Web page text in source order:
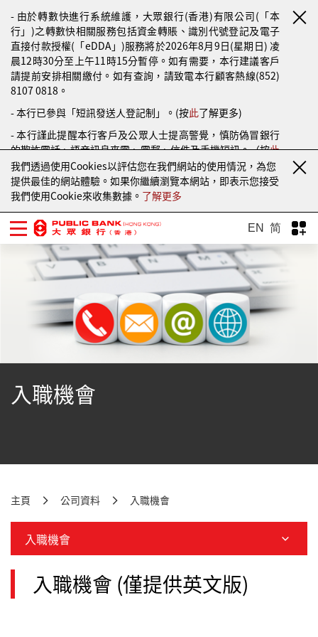
- 由於轉數快進行系統維護，大眾銀行(香港)有限公司(「本
行」)之轉數快相關服務包括資金轉賬、識別代號登記及電子
直接付款授權(「eDDA」)服務將於2026年8月9日(星期日) 凌
晨12時30分至上午11時15分暫停。如有需要，本行建議客戶
請提前安排相關繳付。如有查詢，請致電本行顧客熱線(852)
8107 0818。
- 本行已參與「短訊發送人登記制」。(按此了解更多)
- 本行謹此提醒本行客戶及公眾人士提高警覺，慎防偽冒銀行
的欺詐電話、語音訊息來電、電郵、信件及手機短訊。（按此
了解更多）
我們透過使用Cookies以評估您在我們網站的使用情況，為您
提供最佳的網站體驗。如果你繼續瀏覽本網站，即表示您接受
我們使用Cookie來收集數據。 了解更多
EN 简
入職機會
主頁 公司資料 入職機會
入職機會
入職機會 (僅提供英文版)